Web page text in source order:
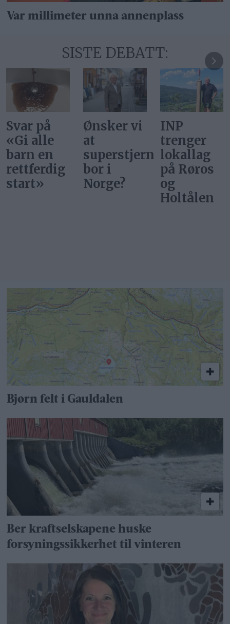
Var millimeter unna annenplass
SISTE DEBATT:
Ønsker vi
at
superstjerner
bor i
Norge?
INP
trenger
lokallag
på Røros
og
Gi alle
barn en
rettferdig
start
Bjørn felt i Gauldalen
Ber kraftselskapene huske
forsyningssikkerhet til vinteren